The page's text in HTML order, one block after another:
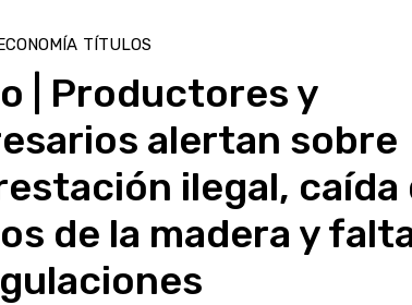
TÍTULOS
| Productores y
alertan sobre
ilegal, caída
de la madera y